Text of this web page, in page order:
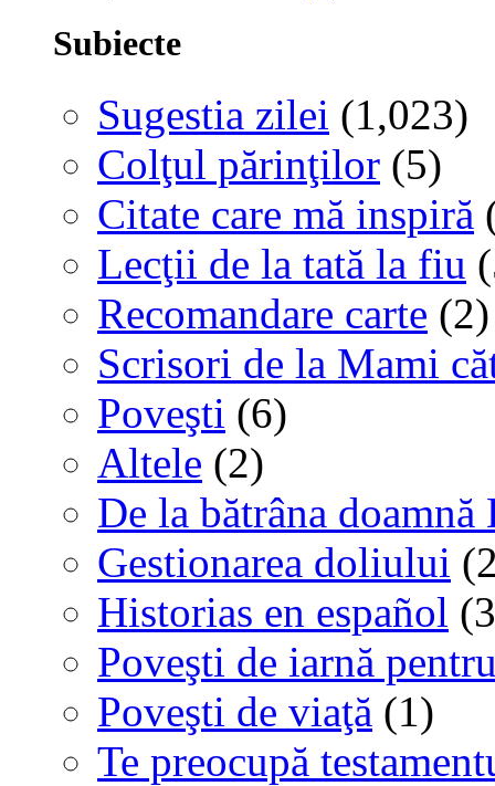
Subiecte
Sugestia zilei (1,023)
Colţul părinţilor (5)
Citate care mă inspiră
Lecţii de la tată la fiu
Recomandare carte (2)
Scrisori de la Mami
Poveşti (6)
Altele (2)
De la bătrâna
Gestionarea doliului
Historias en español
Poveşti de iarnă
Poveşti de viaţă (1)
Te preocupă